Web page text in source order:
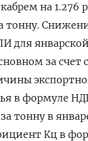
на 1.276
тонну.
для
за счет
в формуле
тонну в
Кц в